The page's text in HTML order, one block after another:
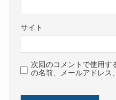
サイト
次回のコメントで使用す
の名前、メールアドレス